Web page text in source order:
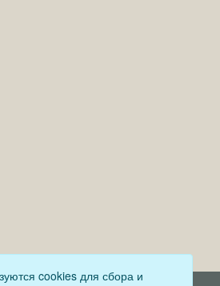
cookies для сбора и